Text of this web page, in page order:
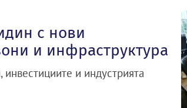
с нови
и инфраструктура
и индустрията